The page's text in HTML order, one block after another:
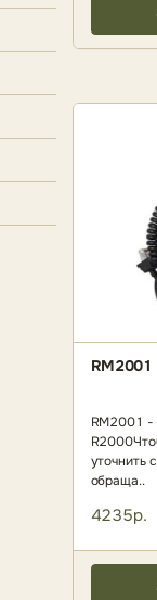
RM2001
RM2001 -
уточнить
обраща..
4235р.